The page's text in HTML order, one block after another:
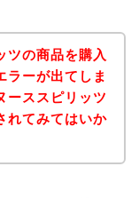
ツの商品を購入
ラーが出てしま
ーススピリッツ
れてみてはいか